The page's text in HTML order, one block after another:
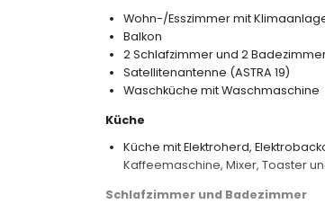
Wohn-/Esszimmer mit
Balkon
2 Schlafzimmer und 2
Satellitenantenne (ASTRA 19)
Waschküche mit Waschmaschine
Küche
Küche mit Elektroherd,
Kaffeemaschine, Mixer, Toaster
Schlafzimmer und Badezimmer